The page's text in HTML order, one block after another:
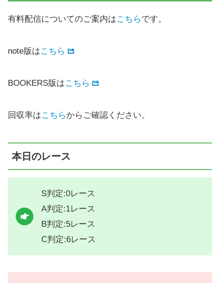
有料配信についてのご案内はこちらです。
note版はこちら
BOOKERS版はこちら
回収率はこちらからご確認ください。
本日のレース
S判定:0レース
A判定:1レース
B判定:5レース
C判定:6レース